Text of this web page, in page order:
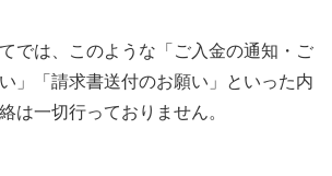
では、このような「ご入金の通知・ご
」「請求書送付のお願い」といった内
は一切行っておりません。